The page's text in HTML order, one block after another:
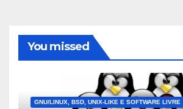
You missed
GNU/LINUX, BSD, UNIX-LIKE E SOFTWARE LIVRE